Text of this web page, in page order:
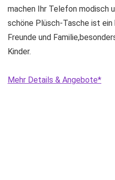
machen Ihr Telefon modisch
schöne Plüsch-Tasche ist
Freunde und
Kinder.
Mehr Details & Angebote*